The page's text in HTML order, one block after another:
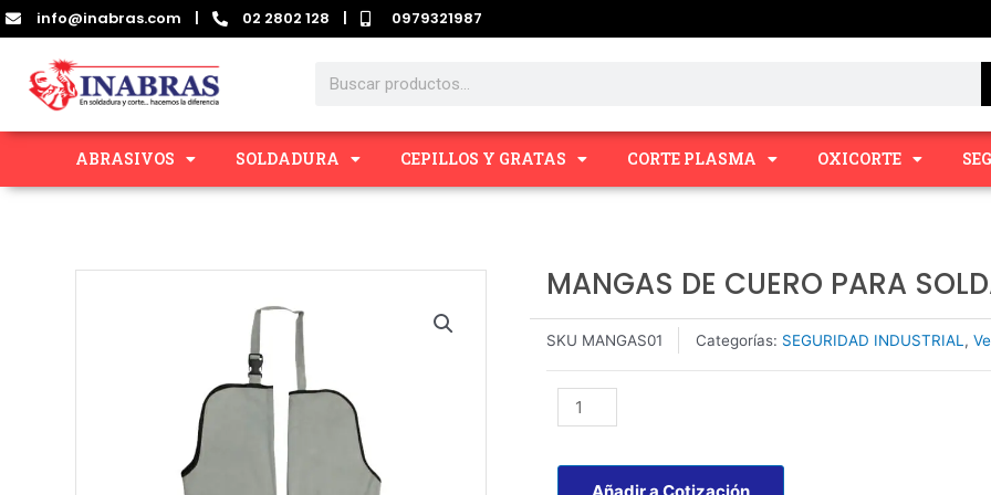
Ir
al
contenido
info@inabras.com | 02 2802 128 | 0979321987
Search
ABRASIVOS SOLDADURA CEPILLOS Y GRATAS CORTE PLASMA OXICORTE
MANGAS DE CUERO PARA
SKU MANGAS01 Categorías: SEGURIDAD INDUSTRIAL ,
MANGAS
DE